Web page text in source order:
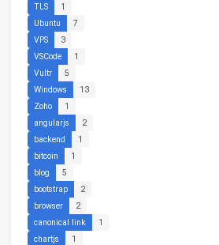
TLS
1
Ubuntu
7
VPS
3
VSCode
1
Vultr
5
Windows
13
Zoho
1
angularjs
2
backend
1
bitcoin
1
blog
5
bootstrap
2
browser
2
canonical link
1
chartjs
1